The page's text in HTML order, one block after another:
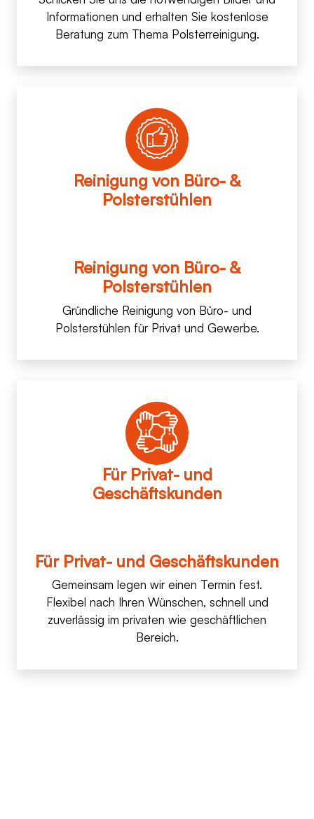
Informationen und erhalten Sie kostenlose
Beratung zum Thema Polsterreinigung.
Reinigung von Büro- &
Polsterstühlen
Reinigung von Büro- &
Polsterstühlen
Gründliche Reinigung von Büro- und
Polsterstühlen für Privat und Gewerbe.
Für Privat- und
Geschäftskunden
Für Privat- und Geschäftskunden
Gemeinsam legen wir einen Termin fest.
Flexibel nach Ihren Wünschen, schnell und
zuverlässig im privaten wie geschäftlichen
Bereich.